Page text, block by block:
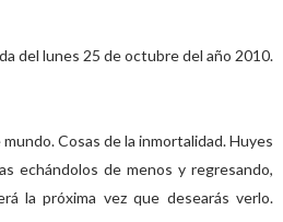
del lunes 25 de octubre del año 2010.
Cosas de la inmortalidad. Huyes
echándolos de menos y regresando,
la próxima vez que desearás verlo.